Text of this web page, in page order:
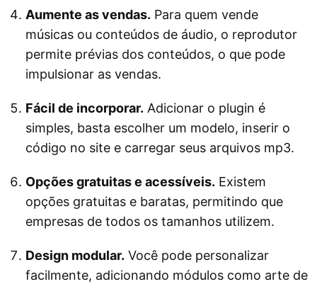
Aumente as vendas. Para quem vende
músicas ou conteúdos de áudio, o reprodutor
permite prévias dos conteúdos, o que pode
impulsionar as vendas.
Fácil de incorporar. Adicionar o plugin é
simples, basta escolher um modelo, inserir o
código no site e carregar seus arquivos mp3.
Opções gratuitas e acessíveis. Existem
opções gratuitas e baratas, permitindo que
empresas de todos os tamanhos utilizem.
Design modular. Você pode personalizar
facilmente, adicionando módulos como arte de